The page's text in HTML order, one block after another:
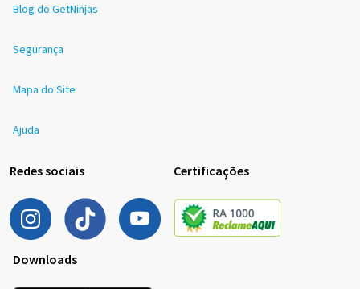
Blog do GetNinjas
Segurança
Mapa do Site
Ajuda
Redes sociais Certificações
Downloads